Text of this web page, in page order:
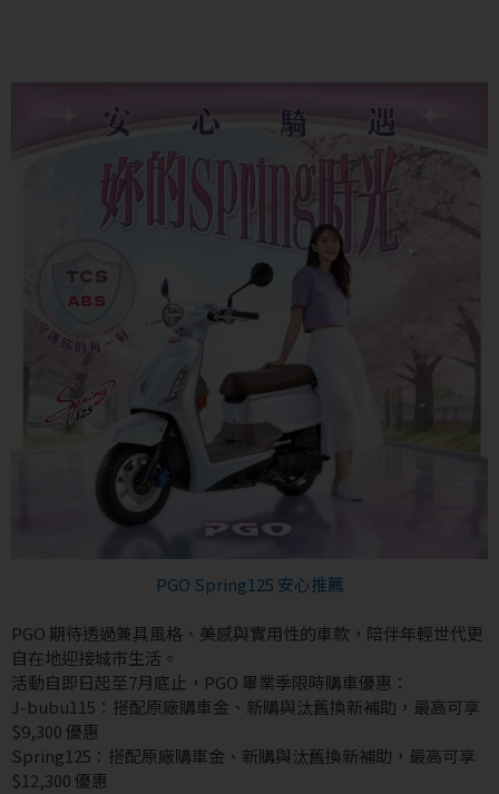
PGO Spring125 安心推薦
PGO 期待透過兼具風格、美感與實用性的車款，陪伴年輕世代更
自在地迎接城市生活。
活動自即日起至7月底止，PGO 畢業季限時購車優惠：
J-bubu115：搭配原廠購車金、新購與汰舊換新補助，最高可享
$9,300 優惠
Spring125：搭配原廠購車金、新購與汰舊換新補助，最高可享
$12,300 優惠